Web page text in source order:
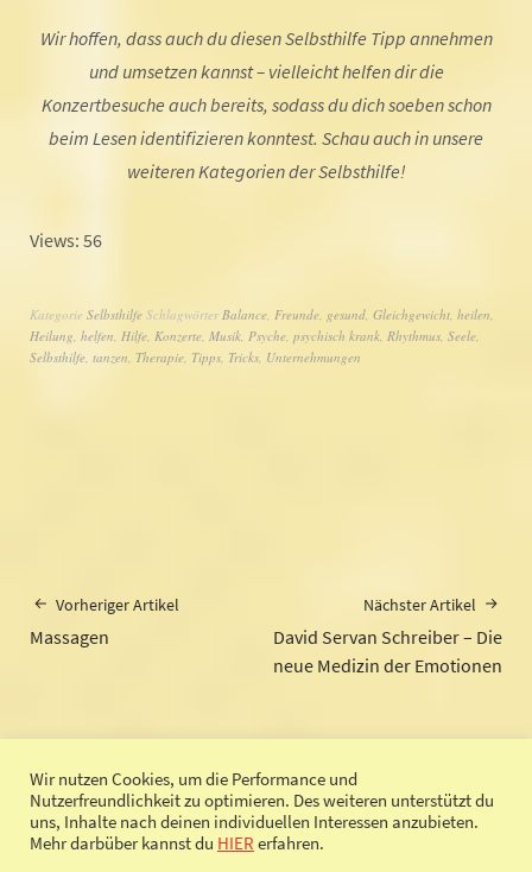
Wir hoffen, dass auch du diesen Selbsthilfe Tipp annehmen
und umsetzen kannst – vielleicht helfen dir die
Konzertbesuche auch bereits, sodass du dich soeben schon
beim Lesen identifizieren konntest. Schau auch in unsere
weiteren Kategorien der Selbsthilfe!
Views: 56
Kategorie Selbsthilfe SchlagwörterBalance, Freunde, gesund, Gleichgewicht, heilen,
Heilung, helfen, Hilfe, Konzerte, Musik, Psyche, psychisch krank, Rhythmus, Seele,
Selbsthilfe, tanzen, Therapie, Tipps, Tricks, Unternehmungen
Vorheriger Artikel
Massagen
Nächster Artikel
David Servan Schreiber – Die
neue Medizin der Emotionen
© 2017 SeelenChaos.de |Impressum|Datenschutz
Wir nutzen Cookies, um die Performance und
Nutzerfreundlichkeit zu optimieren. Des weiteren unterstützt du
uns, Inhalte nach deinen individuellen Interessen anzubieten.
Mehr darbüber kannst du HIER erfahren.